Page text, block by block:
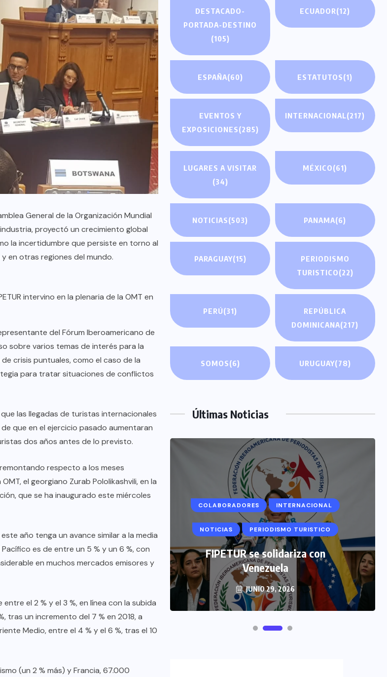
General de la Organización Mundial
proyectó un crecimiento global
la incertidumbre que persiste en torno al
en otras regiones del mundo.
intervino en la plenaria de la OMT en
del Fórum Iberoamericano de
sobre varios temas de interés para la
crisis puntuales, como el caso de la
para tratar situaciones de conflictos
las llegadas de turistas internacionales
que en el ejercicio pasado aumentaran
dos años antes de lo previsto.
respecto a los meses
el georgiano Zurab Pololikashvili, en la
que se ha inaugurado este miércoles
año tenga un avance similar a la media
es de entre un 5 % y un 6 %, con
en muchos mercados emisores y
el 2 % y el 3 %, en línea con la subida
tras un incremento del 7 % en 2018, a
Medio, entre el 4 % y el 6 %, tras el 10
(un 2 % más) y Francia, 67.000
DESTACADO-
PORTADA-DESTINO
(105)
ECUADOR(12)
ESPAÑA(60) ESTATUTOS(1)
EVENTOS Y
EXPOSICIONES(285)
INTERNACIONAL(217)
LUGARES A VISITAR
(34)
MÉXICO(61)
NOTICIAS(503) PANAMA(6)
PARAGUAY(15)
PERIODISMO
TURISTICO(22)
PERÚ(31)
REPÚBLICA
DOMINICANA(217)
SOMOS(6) URUGUAY(78)
Últimas Noticias
INTERNACIONAL NOTICIAS
de “Mono no Aware”, una
obras más emblemáticas de
su nuevo álbum “Nova”.
COLABORADORES INTERNACIONAL
NOTICIAS PERIODISMO TURISTICO
FIPETUR se solidariza con
Venezuela
JUNIO 29, 2026